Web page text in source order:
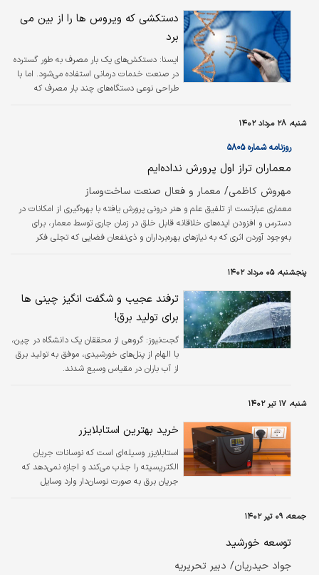
معین اشاره دارد.
دستکشی که ویروس ها را از بین می
برد
ايسنا: دستکش‌های یک بار مصرف به طور گسترده
در صنعت خدمات درمانی استفاده می‌شود. اما با
طراحی نوعی دستگاه‌های چند بار مصرف که
شنبه، ۲۸ مرداد ۱۴۰۲
روزنامه شماره ۵۸۰۵
معماران تراز اول پرورش نداده‌ایم
مهروش کاظمی/ معمار و فعال صنعت ساخت‌وساز
معماری عبارتست از تلفیق علم و هنر درونی پرورش یافته با بهره‌‌‌گیری از امکانات در
دسترس و افزودن ایده‌‌‌های خلاقانه قابل خلق در زمان جاری توسط معمار، برای
به‌‌‌وجود آوردن اثری که به نیازهای بهره‌‌‌برداران و ذی‌نفعان فضایی که تجلی فکر
مواردی را باید در معماری امروزمان دغدغه بنامیم ابتدا باید بدانیم از معماری چه
می‌‌‌خواهیم. بدون تردید خواسته‌‌‌های ما از معماری با نیازهای روزمان از فضا،
کیفیت‌‌‌های نهفته در روش‌‌‌ها، مصالح و…
پنجشنبه، ۰۵ مرداد ۱۴۰۲
ترفند عجیب و شگفت انگیز چینی ها
برای تولید برق!
گجت‌نیوز:گروهی از محققان یک دانشگاه در چین،
با الهام از پنل‌های خورشیدی، موفق به تولید برق
از آب باران در مقیاس وسیع شدند.
شنبه، ۱۷ تیر ۱۴۰۲
خرید بهترین استابلایزر
استابلایزر وسیله‌ای است که نوسانات جریان
الکتریسیته را جذب می‌کند و اجازه نمی‌دهد که
جریان برق به صورت نوسان‌دار وارد وسایل
جمعه، ۰۹ تیر ۱۴۰۲
توسعه خورشید
جواد حیدریان/ دبیر تحریریه